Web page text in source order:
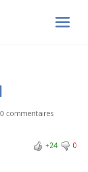
0 commentaires
+24
0